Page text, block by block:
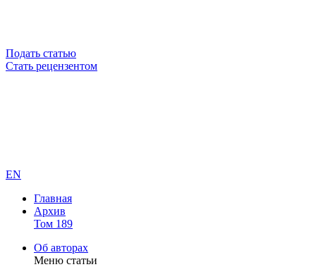
Подать статью
Стать рецензентом
EN
Главная
Архив
Том 189
Об авторах
Меню статьи